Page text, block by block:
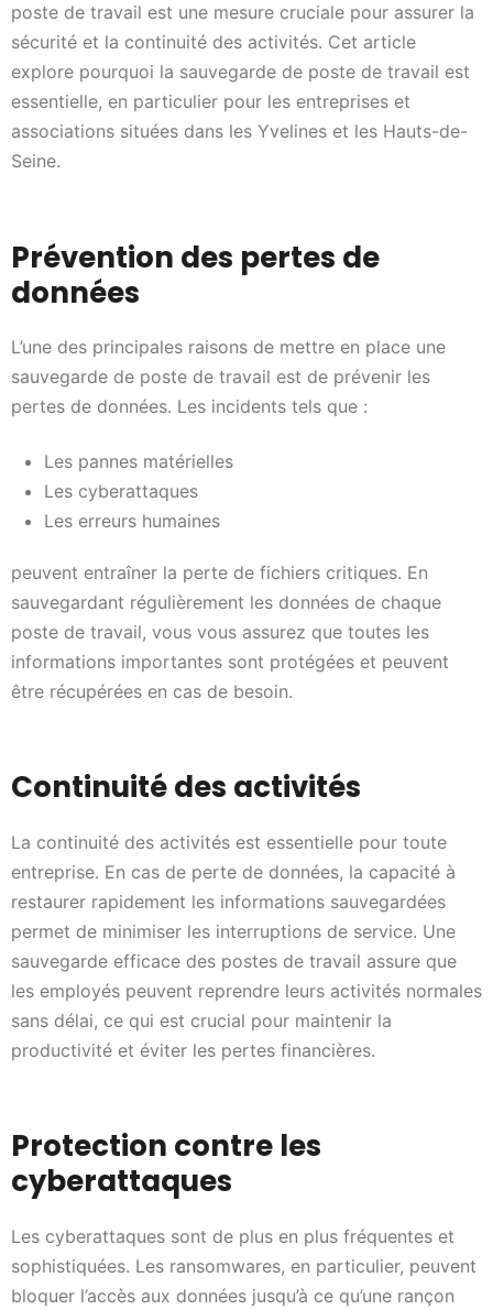
poste de travail est une mesure cruciale pour assurer la
sécurité et la continuité des activités. Cet article
explore pourquoi la sauvegarde de poste de travail est
essentielle, en particulier pour les entreprises et
associations situées dans les Yvelines et les Hauts-de-
Seine.
Prévention des pertes de
données
L’une des principales raisons de mettre en place une
sauvegarde de poste de travail est de prévenir les
pertes de données. Les incidents tels que :
Les pannes matérielles
Les cyberattaques
Les erreurs humaines
peuvent entraîner la perte de fichiers critiques. En
sauvegardant régulièrement les données de chaque
poste de travail, vous vous assurez que toutes les
informations importantes sont protégées et peuvent
être récupérées en cas de besoin.
Continuité des activités
La continuité des activités est essentielle pour toute
entreprise. En cas de perte de données, la capacité à
restaurer rapidement les informations sauvegardées
permet de minimiser les interruptions de service. Une
sauvegarde efficace des postes de travail assure que
les employés peuvent reprendre leurs activités normales
sans délai, ce qui est crucial pour maintenir la
productivité et éviter les pertes financières.
Protection contre les
cyberattaques
Les cyberattaques sont de plus en plus fréquentes et
sophistiquées. Les ransomwares, en particulier, peuvent
bloquer l’accès aux données jusqu’à ce qu’une rançon